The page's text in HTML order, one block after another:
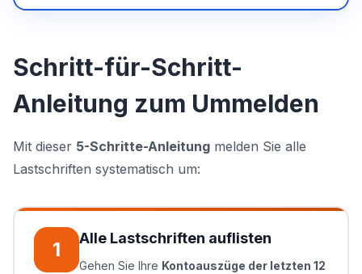
Schritt-für-Schritt-
Anleitung zum Ummelden
Mit dieser 5-Schritte-Anleitung melden Sie alle
Lastschriften systematisch um:
1 Alle Lastschriften auflisten
Gehen Sie Ihre Kontoauszüge der letzten 12